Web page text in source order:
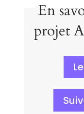
En
projet